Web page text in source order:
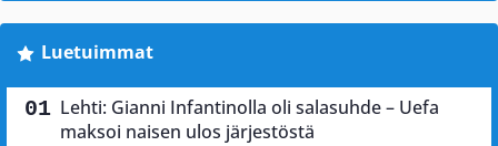
Luetuimmat
Lehti: Gianni Infantinolla oli salasuhde – Uefa
maksoi naisen ulos järjestöstä